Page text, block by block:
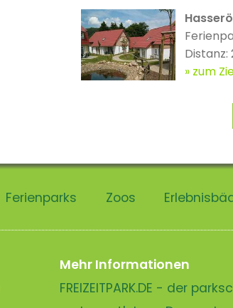
Distanz:
zum
Ferienparks Zoos
Mehr Informationen
FREIZEITPARK.DE - der